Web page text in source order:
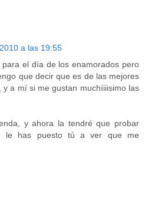
a las 19:55
el día de los enamorados pero
que decir que es de las mejores
a mí si me gustan muchíiiisimo las
y ahora la tendré que probar
le has puesto tú a ver que me